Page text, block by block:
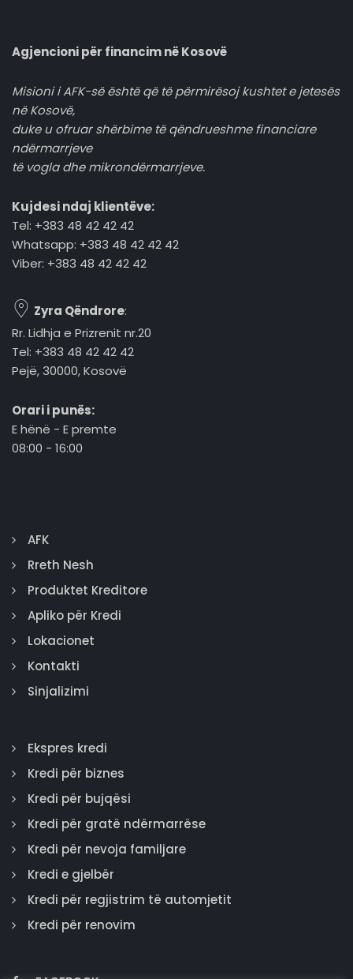
Agjencioni për financim në Kosovë
Misioni i AFK-së është që të përmirësoj kushtet e jetesës
në Kosovë,
duke u ofruar shërbime të qëndrueshme financiare
ndërmarrjeve
të vogla dhe mikrondërmarrjeve.
Kujdesi ndaj klientëve:
Tel: +383 48 42 42 42
Whatsapp: +383 48 42 42 42
Viber: +383 48 42 42 42
Zyra Qëndrore:
Rr. Lidhja e Prizrenit nr.20
Tel: +383 48 42 42 42
Pejë, 30000, Kosovë
Orari i punës:
E hënë - E premte
08:00 - 16:00
AFK
Rreth Nesh
Produktet Kreditore
Apliko për Kredi
Lokacionet
Kontakti
Sinjalizimi
Ekspres kredi
Kredi për biznes
Kredi për bujqësi
Kredi për gratë ndërmarrëse
Kredi për nevoja familjare
Kredi e gjelbër
Kredi për regjistrim të automjetit
Kredi për renovim